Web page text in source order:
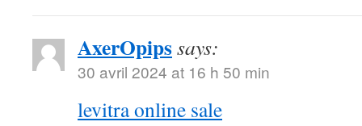
AxerOpipssays:
30 avril 2024 at 16 h 50 min
levitra online sale